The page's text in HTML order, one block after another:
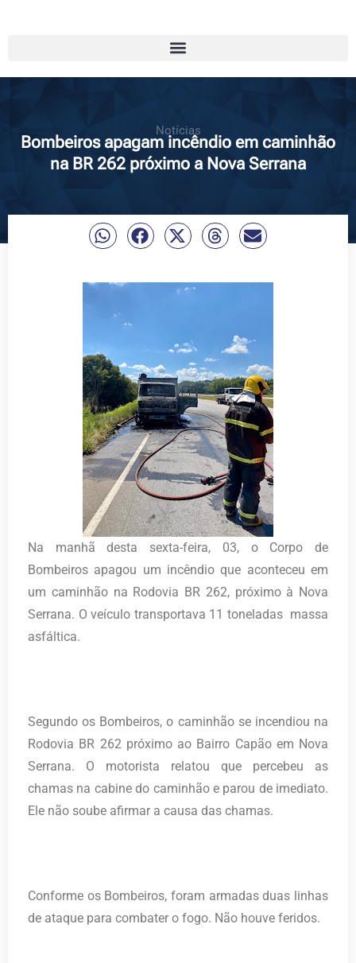
Notícias
Bombeiros apagam incêndio em caminhão
na BR 262 próximo a Nova Serrana
Na manhã desta sexta-feira, 03, o Corpo de
Bombeiros apagou um incêndio que aconteceu em
um caminhão na Rodovia BR 262, próximo à Nova
Serrana. O veículo transportava 11 toneladas massa
asfáltica.
Segundo os Bombeiros, o caminhão se incendiou na
Rodovia BR 262 próximo ao Bairro Capão em Nova
Serrana. O motorista relatou que percebeu as
chamas na cabine do caminhão e parou de imediato.
Ele não soube afirmar a causa das chamas.
Conforme os Bombeiros, foram armadas duas linhas
de ataque para combater o fogo. Não houve feridos.